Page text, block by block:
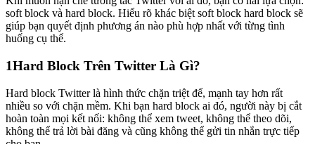
soft block và hard block. Hiểu rõ khác biệt soft block hard block sẽ
giúp bạn quyết định phương án nào phù hợp nhất với từng tình
huống cụ thể.
1Hard Block Trên Twitter Là Gì?
Hard block Twitter là hình thức chặn triệt để, mạnh tay hơn rất
nhiều so với chặn mềm. Khi bạn hard block ai đó, người này bị cắt
hoàn toàn mọi kết nối: không thể xem tweet, không thể theo dõi,
không thể trả lời bài đăng và cũng không thể gửi tin nhắn trực tiếp